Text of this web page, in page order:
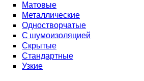
Матовые
Металлические
Одностворчатые
С шумоизоляцией
Скрытые
Стандартные
Узкие